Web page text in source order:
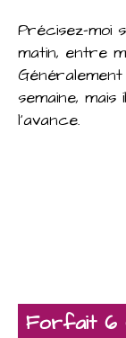
Précisez-moi
matin, entre
semaine,
l'avance.
Forfait 6